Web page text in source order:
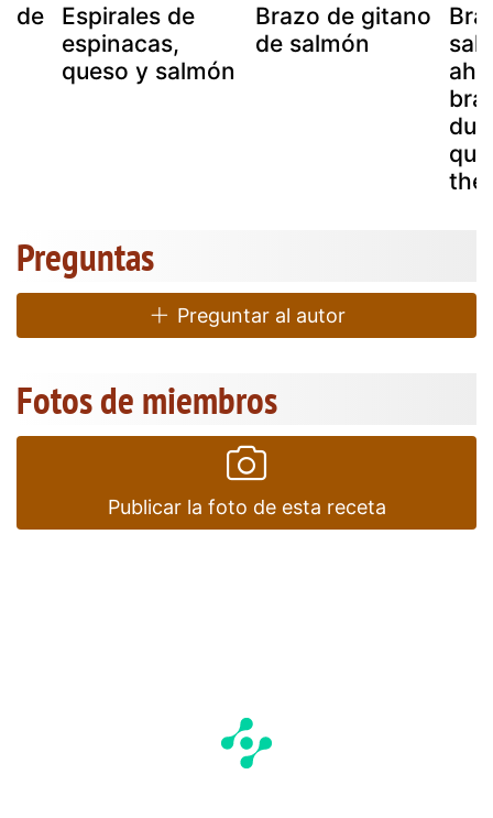
de
Espirales de
espinacas,
queso y salmón
Brazo de gitano
de salmón
Preguntas
Preguntar al autor
Fotos de miembros
Publicar la foto de esta receta